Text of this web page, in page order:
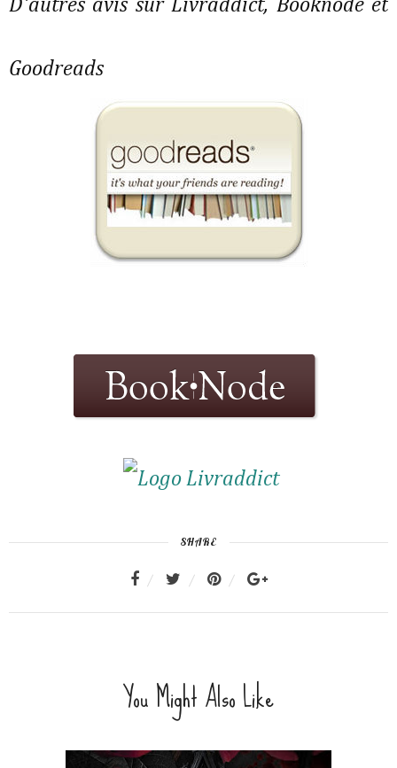
D'autres avis sur Livraddict, Booknode et
Goodreads
SHARE
You Might Also Like